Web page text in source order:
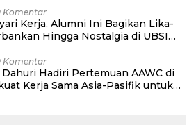
Komentar
Kerja, Alumni Ini Bagikan Lika-
Hingga Nostalgia di UBSI
Komentar
AAWC di
Kerja Sama Asia-Pasifik untuk